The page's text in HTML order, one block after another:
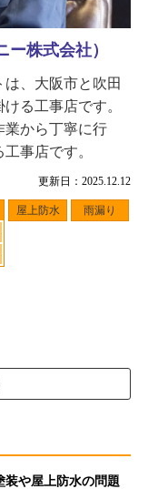
更新日：2025.12.12
屋上防水 雨漏り
株式会社）
、大阪市と吹田
る工事店です。
業から丁寧に行
事店です。
装や屋上防水の問題